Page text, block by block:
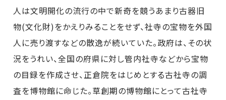
人は文明開化の流行の中で新奇を競うあまり古器旧
物(文化財)をかえりみることをせず、社寺の宝物を外国
人に売り渡すなどの散逸が続いていた。政府は、その状
況をうれい、全国の府県に対し管内社寺などから宝物
の目録を作成させ、正倉院をはじめとする古社寺の調
査を博物館に命じた。草創期の博物館にとって古社寺